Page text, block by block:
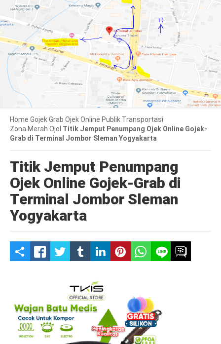
Home GojekGrab Ojek Online Publik Transportasi
Zona Merah Ojol Titik Jemput Penumpang Ojek Online Gojek-
Grab di Terminal Jombor Sleman Yogyakarta
Titik Jemput Penumpang
Ojek Online Gojek-Grab di
Terminal Jombor Sleman
Yogyakarta
S